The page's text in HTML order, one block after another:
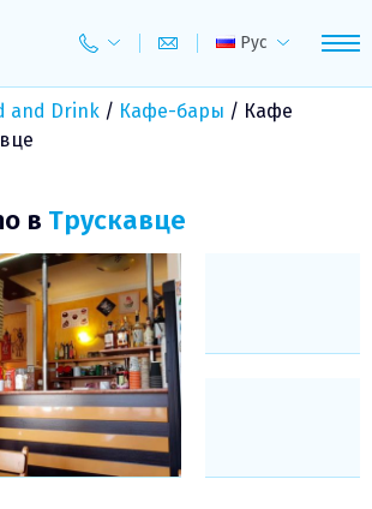
Рус
and Drink / Кафе-бары / Кафе
в Трускавце